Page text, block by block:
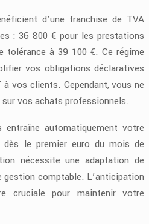
d’une franchise de TVA
: 36 800 € pour les prestations
tolérance à 39 100 €. Ce régime
vos obligations déclaratives
vos clients. Cependant, vous ne
vos achats professionnels.
entraîne automatiquement votre
le premier euro du mois de
nécessite une adaptation de
comptable. L’anticipation
cruciale pour maintenir votre